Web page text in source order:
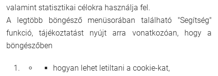
valamint statisztikai célokra használja fel.
A legtöbb böngésző menüsorában található "Segítség"
funkció, tájékoztatást nyújt arra vonatkozóan, hogy a
böngészőben
hogyan lehet letiltani a cookie-kat,